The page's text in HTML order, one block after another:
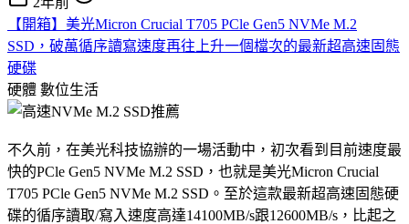
【開箱】美光Micron Crucial T705 PCle Gen5 NVMe M.2
SSD，破萬循序讀寫速度再往上升一個檔次的最新超高速固態
硬碟
硬體 數位生活
不久前，在美光科技協辦的一場活動中，初次看到目前速度最
快的PCle Gen5 NVMe M.2 SSD，也就是美光Micron Crucial
T705 PCle Gen5 NVMe M.2 SSD。至於這款最新超高速固態硬
碟的循序讀取/寫入速度高達14100MB/s跟12600MB/s，比起之